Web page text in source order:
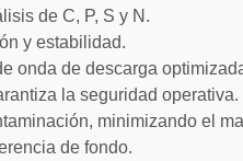
de C, P, S y N.
y estabilidad.
onda de descarga
la seguridad operativa.
minimizando el
de fondo.